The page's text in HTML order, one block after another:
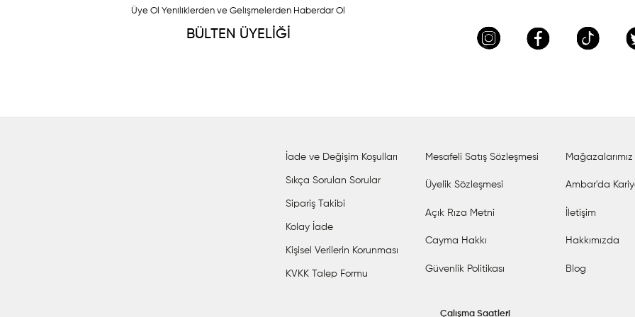
Üye Ol Yeniliklerden ve Gelişmelerden Haberdar Ol
BÜLTEN ÜYELİĞİ
İade ve Değişim Koşulları
Sıkça Sorulan Sorular
Sipariş Takibi
Kolay İade
Kişisel Verilerin Korunması
KVKK Talep Formu
Mesafeli Satış Sözleşmesi
Üyelik Sözleşmesi
Açık Rıza Metni
Cayma Hakkı
Güvenlik Politikası
Mağazalarımız
Ambar'da
İletişim
Hakkımızda
Blog
Çalışma Saatleri